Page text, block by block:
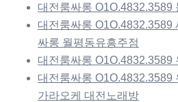
대전룸싸롱 O1O.4832.3589
대전룸싸롱 O1O.4832.3589
싸롱 월평동유흥주점
대전룸싸롱 O1O.4832.3589
대전룸싸롱 O1O.4832.3589
가라오케 대전노래방